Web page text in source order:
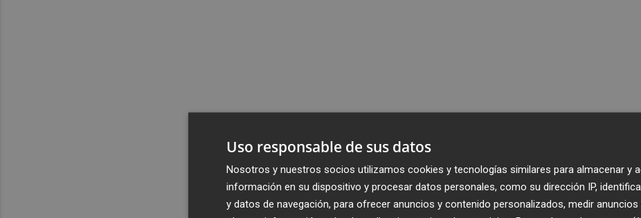
Uso responsable de sus datos
Nosotros y nuestros socios utilizamos cookies y tecnologías similares para almacenar y
información en su dispositivo y procesar datos personales, como su dirección IP,
y datos de navegación, para ofrecer anuncios y contenido personalizados, medir anuncios